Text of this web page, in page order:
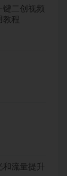
键二创视频
程
和流量提升